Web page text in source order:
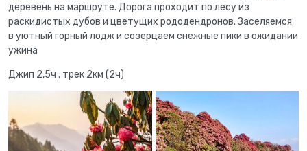
деревень на маршруте. Дорога проходит по лесу из
раскидистых дубов и цветущих рододендронов. Заселяемся
в уютный горный лодж и созерцаем снежные пики в ожидании
ужина
Джип 2,5ч , трек 2км (2ч)